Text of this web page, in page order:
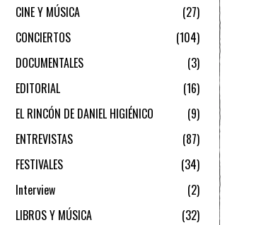
CINE Y MÚSICA
27
CONCIERTOS
104
DOCUMENTALES
3
EDITORIAL
16
EL RINCÓN DE DANIEL HIGIÉNICO
9
ENTREVISTAS
87
FESTIVALES
34
Interview
2
LIBROS Y MÚSICA
32